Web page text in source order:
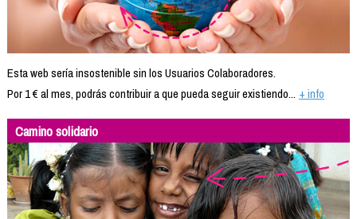
Esta web sería insostenible sin los Usuarios Colaboradores.
Por 1 € al mes, podrás contribuir a que pueda seguir existiendo... + info
Camino solidario